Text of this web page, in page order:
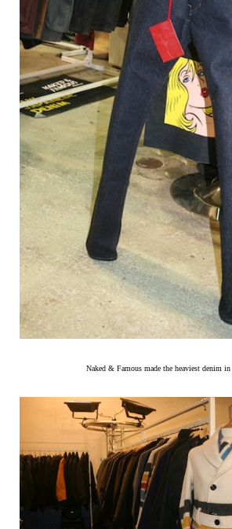
Naked & Famous made the heaviest denim in